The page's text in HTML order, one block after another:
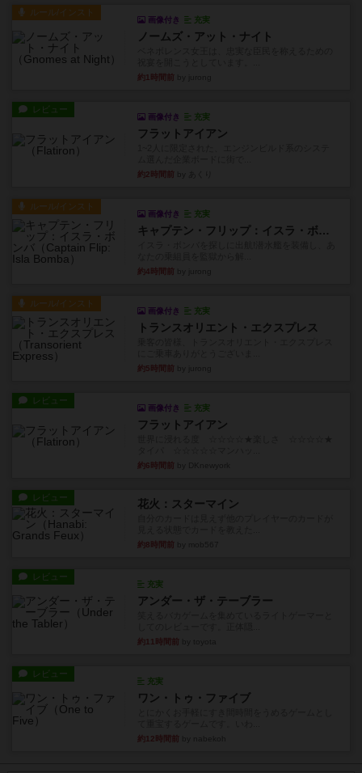
ルール/インスト
画像付き 充実
ノームズ・アット・ナイト
約1時間前
レビュー
画像付き 充実
フラットアイアン
約2時間前
ルール/インスト
画像付き 充実
キャプテン・フリップ：イスラ・ボンバ
約4時間前
ルール/インスト
画像付き 充実
トランスオリエント・エクスプレス
約5時間前
レビュー
画像付き 充実
フラットアイアン
約6時間前
レビュー 花火：スターマイン
約8時間前
レビュー
充実
アンダー・ザ・テーブラー
約11時間前
レビュー
充実
ワン・トゥ・ファイブ
約12時間前